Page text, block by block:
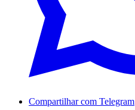
Compartilhar com Telegram